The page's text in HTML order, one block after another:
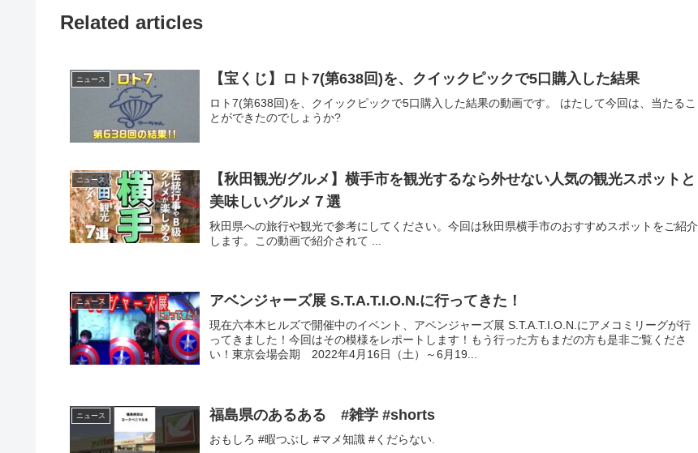
Related articles
ニュース 【宝くじ】ロト7(第638回)を、クイックピックで5口購入した結果
ロト7(第638回)を、クイックピックで5口購入した結果の動画です。 はたして今回は、当たるこ
とができたのでしょうか?
ニュース
【秋田観光/グルメ】横手市を観光するなら外せない人気の観光スポットと
美味しいグルメ７選
秋田県への旅行や観光で参考にしてください。今回は秋田県横手市のおすすめスポットをご紹介
します。この動画で紹介されて ...
ニュース アベンジャーズ展 S.T.A.T.I.O.N.に行ってきた！
現在六本木ヒルズで開催中のイベント、アベンジャーズ展 S.T.A.T.I.O.N.にアメコミリーグが行
ってきました！今回はその模様をレポートします！もう行った方もまだの方も是非ご覧くださ
い！東京会場会期 2022年4月16日（土）～6月19...
ニュース 福島県のあるある #雑学 #shorts
おもしろ #暇つぶし #マメ知識 #くだらない.